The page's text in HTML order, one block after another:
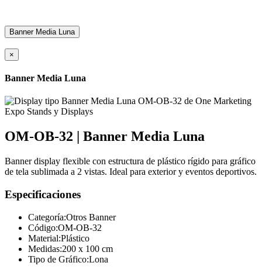
Banner Media Luna
×
Banner Media Luna
OM-OB-32 | Banner Media Luna
Banner display flexible con estructura de plástico rígido para gráfico
de tela sublimada a 2 vistas. Ideal para exterior y eventos deportivos.
Especificaciones
Categoría:Otros Banner
Código:OM-OB-32
Material:Plástico
Medidas:200 x 100 cm
Tipo de Gráfico:Lona